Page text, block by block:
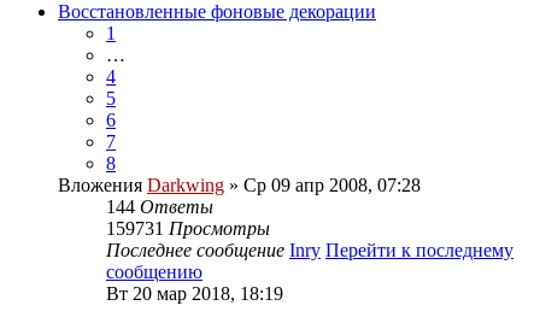
Восстановленные фоновые декорации
1
…
4
5
6
7
8
Вложения Darkwing » Ср 09 апр 2008, 07:28
144 Ответы
159731 Просмотры
Последнее сообщение Inry Перейти к последнему
сообщению
Вт 20 мар 2018, 18:19